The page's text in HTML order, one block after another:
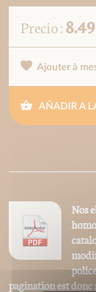
Precio :
Ajouter à
AÑADIR A
Nos
pagination est donc